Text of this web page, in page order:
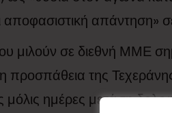
αποφασιστική απάντηση»
μιλούν σε διεθνή ΜΜΕ
προσπάθεια της
μόλις ημέρες μετά τη